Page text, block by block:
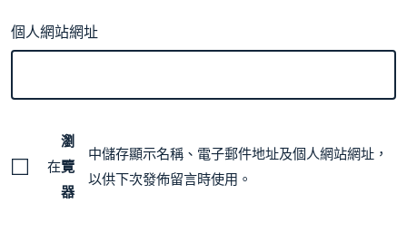
個人網站網址
在
瀏
覽
器
中儲存顯示名稱、電子郵件地址及個人網站網址，
以供下次發佈留言時使用。